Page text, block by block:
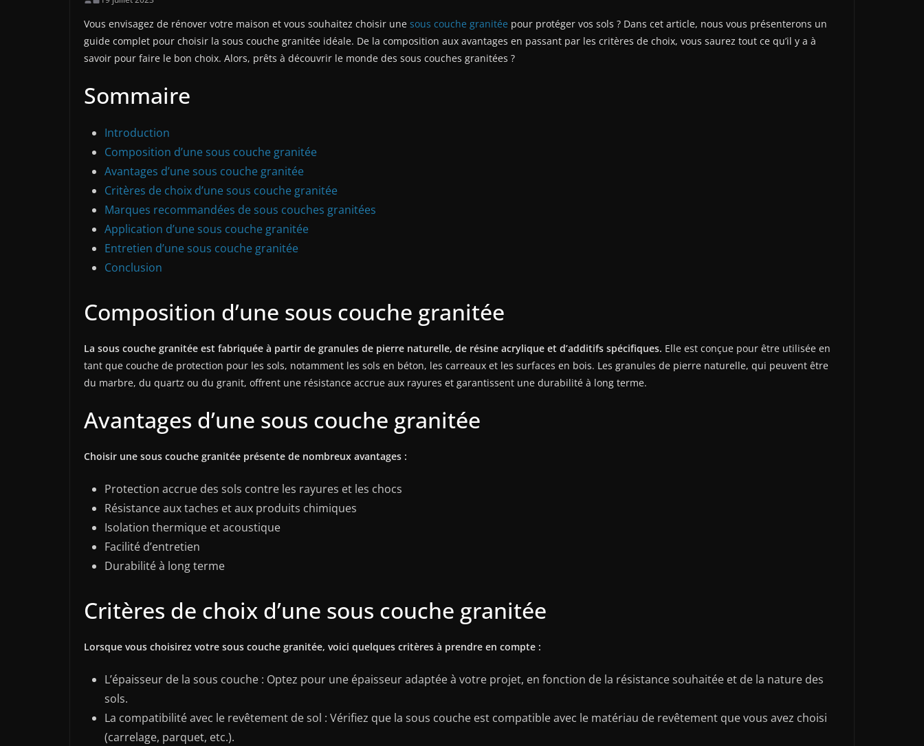
Vous envisagez de rénover votre maison et vous souhaitez choisir une sous couche granitée pour protéger vos sols ? Dans cet article, nous vous présenterons un
guide complet pour choisir la sous couche granitée idéale. De la composition aux avantages en passant par les critères de choix, vous saurez tout ce qu’il y a à
savoir pour faire le bon choix. Alors, prêts à découvrir le monde des sous couches granitées ?
Sommaire
Introduction
Composition d’une sous couche granitée
Avantages d’une sous couche granitée
Critères de choix d’une sous couche granitée
Marques recommandées de sous couches granitées
Application d’une sous couche granitée
Entretien d’une sous couche granitée
Conclusion
Composition d’une sous couche granitée
La sous couche granitée est fabriquée à partir de granules de pierre naturelle, de résine acrylique et d’additifs spécifiques. Elle est conçue pour être utilisée en
tant que couche de protection pour les sols, notamment les sols en béton, les carreaux et les surfaces en bois. Les granules de pierre naturelle, qui peuvent être
du marbre, du quartz ou du granit, offrent une résistance accrue aux rayures et garantissent une durabilité à long terme.
Avantages d’une sous couche granitée
Choisir une sous couche granitée présente de nombreux avantages :
Protection accrue des sols contre les rayures et les chocs
Résistance aux taches et aux produits chimiques
Isolation thermique et acoustique
Facilité d’entretien
Durabilité à long terme
Critères de choix d’une sous couche granitée
Lorsque vous choisirez votre sous couche granitée, voici quelques critères à prendre en compte :
L’épaisseur de la sous couche : Optez pour une épaisseur adaptée à votre projet, en fonction de la résistance souhaitée et de la nature des
sols.
La compatibilité avec le revêtement de sol : Vérifiez que la sous couche est compatible avec le matériau de revêtement que vous avez choisi
(carrelage, parquet, etc.).